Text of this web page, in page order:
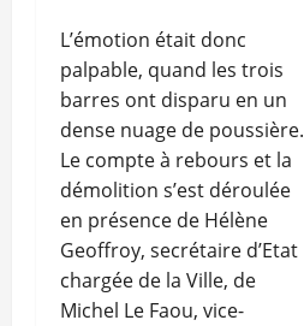
L’émotion était donc
palpable, quand les trois
barres ont disparu en un
dense nuage de poussière.
Le compte à rebours et la
démolition s’est déroulée
en présence de Hélène
Geoffroy, secrétaire d’Etat
chargée de la Ville, de
Michel Le Faou, vice-